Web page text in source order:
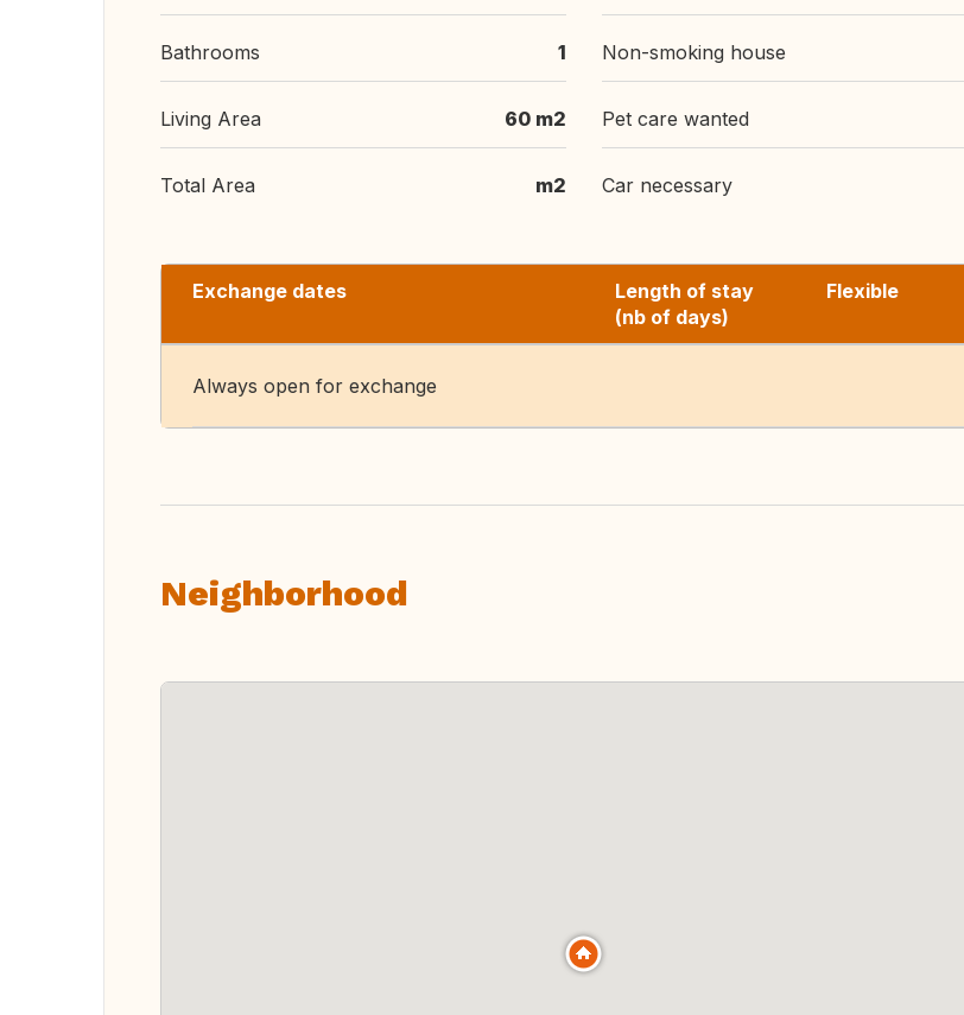
Bathrooms 1
Living Area 60 m2
Total Area m2
Non-smoking house
Pet care wanted
Car necessary
Exchange dates
Length of stay
(nb of days)
Flexible
Always open for exchange
Neighborhood